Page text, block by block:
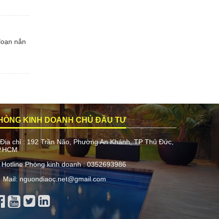
nắn
KINH DOANH CHỦ ĐẦU TƯ
Địa chỉ : 192 Trần Não, Phường An Khánh, TP Thủ Đức,
Hotline Phòng kinh doanh : 0352693986
Mail: nguondiaoc.net@gmail.com